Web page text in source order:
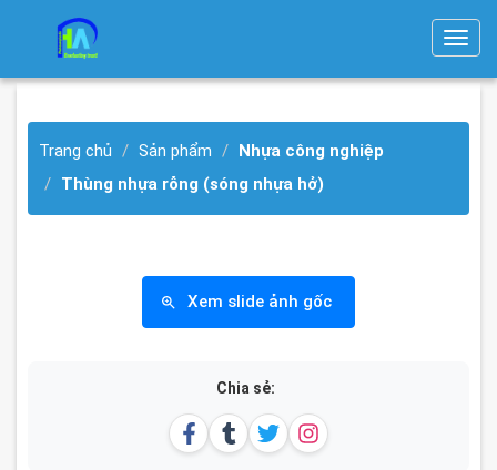
T
g
Trang chủ Sản phẩm
Nhựa công nghiệp
Thùng nhựa rỗng (sóng nhựa hở)
Xem slide ảnh gốc
Chia sẻ: